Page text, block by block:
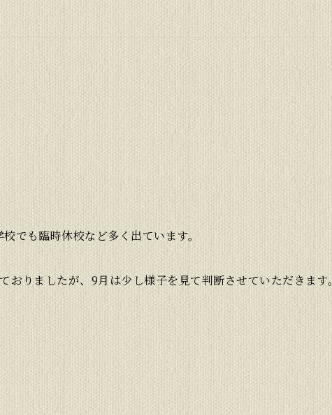
でも臨時休校など多く出ています。
りましたが、9月は少し様子を見て判断させていただきます。